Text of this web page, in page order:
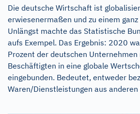
Die deutsche Wirtschaft ist
erwiesenermaßen und zu einem
Unlängst machte das Statistische
aufs Exempel. Das Ergebnis: 2020
Prozent der deutschen
Beschäftigten in eine globale
eingebunden. Bedeutet, entweder
Waren/Dienstleistungen aus anderen